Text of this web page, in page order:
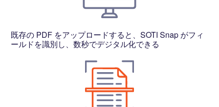
既存の PDF をアップロードすると、SOTI Snap がフィ
ールドを識別し、数秒でデジタル化できる